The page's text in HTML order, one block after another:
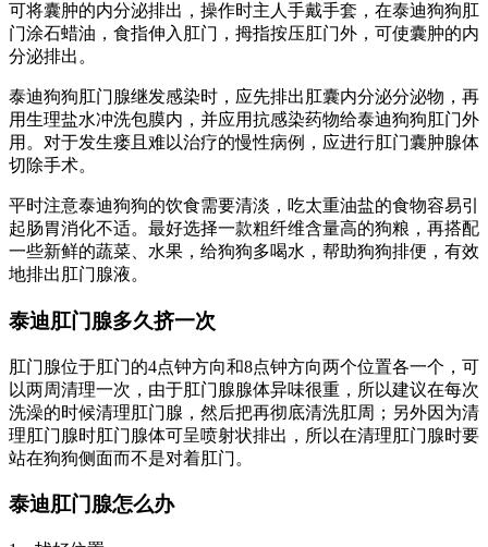
可将囊肿的内分泌排出，操作时主人手戴手套，在泰迪狗狗肛
门涂石蜡油，食指伸入肛门，拇指按压肛门外，可使囊肿的内
分泌排出。
泰迪狗狗肛门腺继发感染时，应先排出肛囊内分泌分泌物，再
用生理盐水冲洗包膜内，并应用抗感染药物给泰迪狗狗肛门外
用。对于发生瘘且难以治疗的慢性病例，应进行肛门囊肿腺体
切除手术。
平时注意泰迪狗狗的饮食需要清淡，吃太重油盐的食物容易引
起肠胃消化不适。最好选择一款粗纤维含量高的狗粮，再搭配
一些新鲜的蔬菜、水果，给狗狗多喝水，帮助狗狗排便，有效
地排出肛门腺液。
泰迪肛门腺多久挤一次
肛门腺位于肛门的4点钟方向和8点钟方向两个位置各一个，可
以两周清理一次，由于肛门腺腺体异味很重，所以建议在每次
洗澡的时候清理肛门腺，然后把再彻底清洗肛周；另外因为清
理肛门腺时肛门腺体可呈喷射状排出，所以在清理肛门腺时要
站在狗狗侧面而不是对着肛门。
泰迪肛门腺怎么办